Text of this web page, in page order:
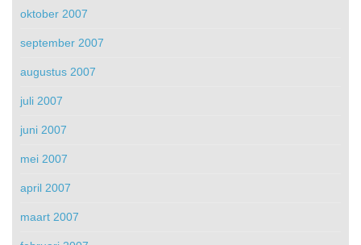
oktober 2007
september 2007
augustus 2007
juli 2007
juni 2007
mei 2007
april 2007
maart 2007